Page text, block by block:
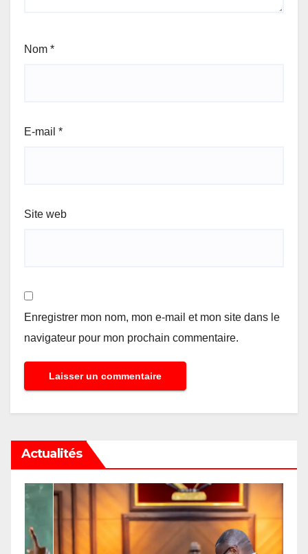
Nom *
E-mail *
Site web
Enregistrer mon nom, mon e-mail et mon site dans le
navigateur pour mon prochain commentaire.
Actualités